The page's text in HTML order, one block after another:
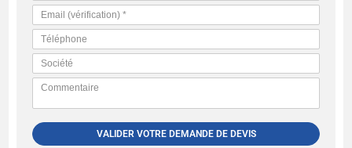
VALIDER VOTRE DEMANDE DE DEVIS